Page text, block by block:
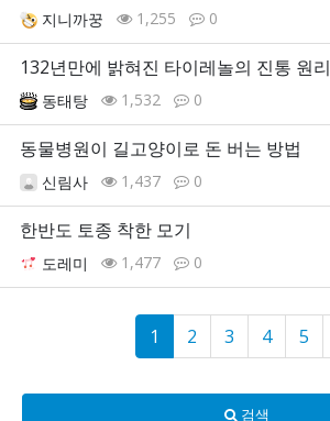
지니까꿍 1,255 0
132년만에 밝혀진 타이레놀의 진통 원리
동태탕 1,532 0
동물병원이 길고양이로 돈 버는 방법
신림사 1,437 0
한반도 토종 착한 모기
도레미 1,477 0
1 2 3 4 5
검색